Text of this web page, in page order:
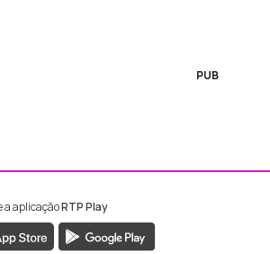
PUB
Madeira
Madeira
a aplicaçãoRTP Play